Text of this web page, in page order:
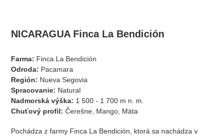
NICARAGUA Finca La Bendición
Farma: Finca La Bendición
Odroda: Pacamara
Región: Nueva Segovia
Spracovanie: Natural
Nadmorská výška: 1 500 - 1 700 m n. m.
Chuťový profil: Čerešne, Mango, Mäta
Pochádza z farmy Finca La Bendición, ktorá sa nachádza v